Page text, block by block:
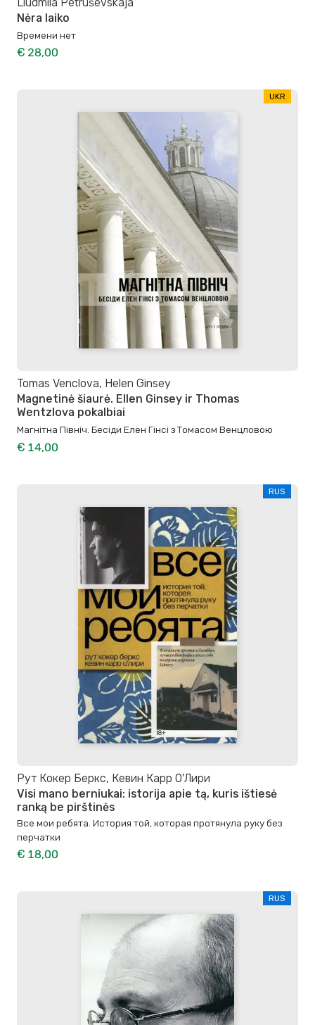
Nėra laiko
Времени нет
€ 28,00
UKR
Tomas Venclova, Helen Ginsey
Magnetinė šiaurė. Ellen Ginsey ir Thomas
Wentzlova pokalbiai
Магнітна Північ. Бесіди Елен Гінсі з Томасом Венцловою
€ 14,00
RUS
Рут Кокер Беркс, Кевин Карр О'Лири
Visi mano berniukai: istorija apie tą, kuris ištiesė
ranką be pirštinės
Все мои ребята. История той, которая протянула руку без
перчатки
€ 18,00
RUS